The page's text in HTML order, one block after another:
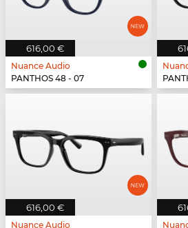
616,00 €
Nuance Audio
PANTHOS 48 - 07
616,00 €
Nuance Audio